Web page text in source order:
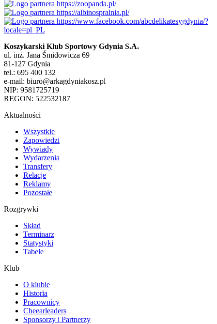
Koszykarski Klub Sportowy Gdynia S.A.
ul. inż. Jana Śmidowicza 69
81-127 Gdynia
tel.: 695 400 132
e-mail: biuro@arkagdyniakosz.pl
NIP: 9581725719
REGON: 522532187
Aktualności
Wszystkie
Zapowiedzi
Wywiady
Wydarzenia
Transfery
Relacje
Reklamy
Pozostałe
Rozgrywki
Skład
Terminarz
Statystyki
Tabele
Klub
O klubie
Historia
Pracownicy
Cheearleaders
Sponsorzy i Partnerzy